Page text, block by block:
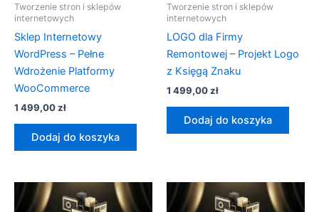
Tworzenie stron i sklepów
internetowych
Sklep Internetowy
WordPress – Pełne
Wdrożenie Platformy
WooCommerce
1 499,00zł
Dodaj do koszyka
Tworzenie stron i sklepów
internetowych
LOGO dla Firmy
Remontowej – Projekt Logo
z Księgą Znaku
1 499,00zł
Dodaj do koszyka